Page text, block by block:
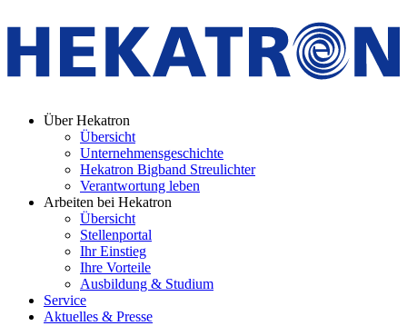
Über Hekatron
Übersicht
Unternehmensgeschichte
Hekatron Bigband Streulichter
Verantwortung leben
Arbeiten bei Hekatron
Übersicht
Stellenportal
Ihr Einstieg
Ihre Vorteile
Ausbildung & Studium
Service
Aktuelles & Presse